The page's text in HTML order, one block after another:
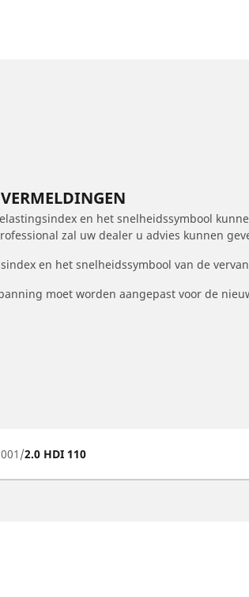
en het snelheidssymbool
zal uw dealer u advies kunnen
en het snelheidssymbool van de
moet worden aangepast voor de
2.0 HDI 110